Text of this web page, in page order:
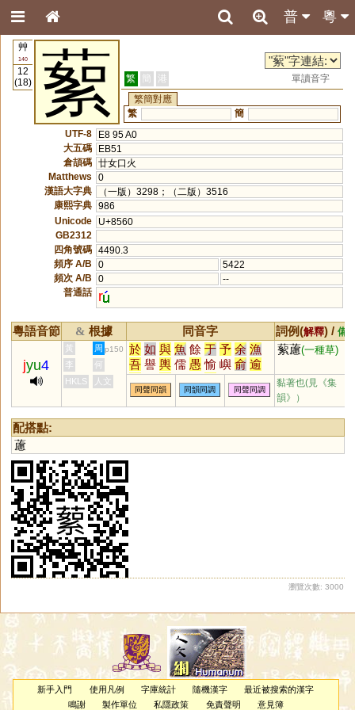
粵
普
艸
140
12
(18)
蕠 繁 簡 港
單讀音字
繁簡對應
繁
簡
UTF-8
E8 95 A0
大五碼
EB51
倉頡碼 廿女口火
Matthews
0
漢語大字典
（一版）3298；（二版）3516
康熙字典 986
Unicode
U+8560
GB2312
四角號碼 4490.3
頻序 A/B
0
5422
頻次 A/B
0
--
普通話
r
粵語音節 & 根據 同音字 詞例(解釋) / 備
jyu4
黃 周 p150 於 如 與 魚 餘 于 予 余 漁
吾 譽 輿 儒 愚 愉 嶼 俞 逾
迂 娛 禺 榆 蠕 虞 渝 隅 圩
瑜 茹 庾 孺 嵎 盂 銣 揄 諛
腴 竽 歟 濡 喁 畬 臾 嚅 覦
狳 窬 萸 薷 襦 髃 蝓 雩 踰
妤 褕 帤 挐 舁 湡 袽 隃 牏
蕠藘(一種草)
李
何
HKLS
人文
同聲同韻 同韻同調 同聲同調
黏著也(見《集
韻》）
配搭點:
藘
瀏覽次數: 3000
新手入門 使用凡例 字庫統計 隨機漢字
最近被搜索的漢字
鳴謝
製作單位 私隱政策 免責聲明 意見簿